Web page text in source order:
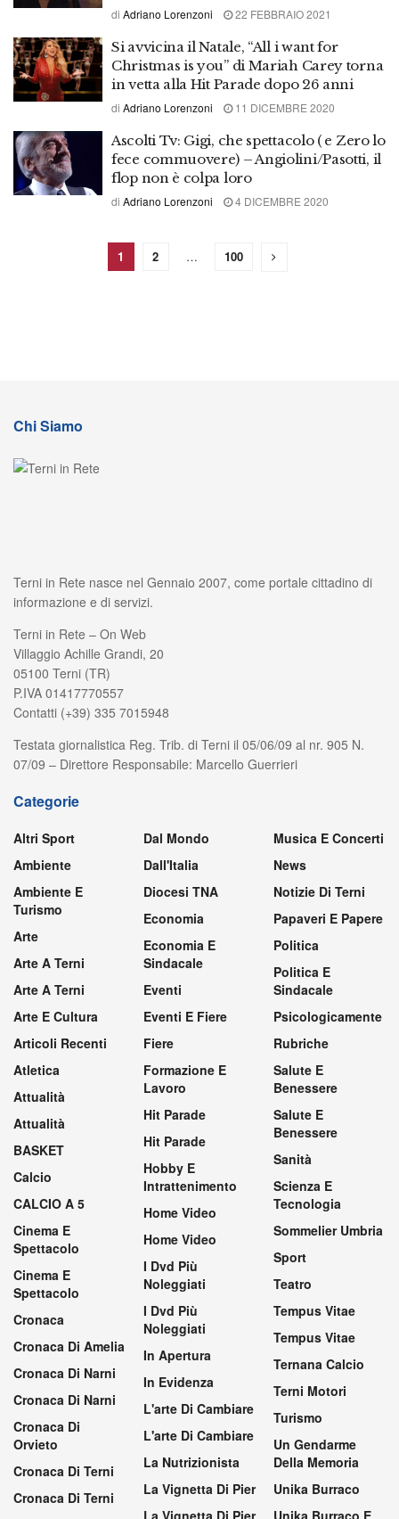
di Adriano Lorenzoni 22 FEBBRAIO 2021
Si avvicina il Natale, “All i want for
Christmas is you” di Mariah Carey torna
in vetta alla Hit Parade dopo 26 anni
di Adriano Lorenzoni 11 DICEMBRE 2020
Ascolti Tv: Gigi, che spettacolo ( e Zero lo
fece commuovere) – Angiolini/Pasotti, il
flop non è colpa loro
di Adriano Lorenzoni 4 DICEMBRE 2020
1 2 … 100
Chi Siamo
Terni in Rete nasce nel Gennaio 2007, come portale cittadino di
informazione e di servizi.
Terni in Rete – On Web
Villaggio Achille Grandi, 20
05100 Terni (TR)
P.IVA 01417770557
Contatti (+39) 335 7015948
Testata giornalistica Reg. Trib. di Terni il 05/06/09 al nr. 905 N.
07/09 – Direttore Responsabile: Marcello Guerrieri
Categorie
Altri Sport
Ambiente
Ambiente E
Turismo
Arte
Arte A Terni
Arte A Terni
Arte E Cultura
Articoli Recenti
Atletica
Attualità
Attualità
BASKET
Calcio
CALCIO A 5
Cinema E
Spettacolo
Cinema E
Spettacolo
Cronaca
Cronaca Di Amelia
Cronaca Di Narni
Cronaca Di Narni
Cronaca Di
Orvieto
Cronaca Di Terni
Cronaca Di Terni
Dal Mondo
Dall'Italia
Diocesi TNA
Economia
Economia E
Sindacale
Eventi
Eventi E Fiere
Fiere
Formazione E
Lavoro
Hit Parade
Hit Parade
Hobby E
Intrattenimento
Home Video
Home Video
I Dvd Più
Noleggiati
I Dvd Più
Noleggiati
In Apertura
In Evidenza
L'arte Di Cambiare
L'arte Di Cambiare
La Nutrizionista
La Vignetta Di Pier
La Vignetta Di Pier
Musica E Concerti
News
Notizie Di Terni
Papaveri E Papere
Politica
Politica E
Sindacale
Psicologicamente
Rubriche
Salute E
Benessere
Salute E
Benessere
Sanità
Scienza E
Tecnologia
Sommelier Umbria
Sport
Teatro
Tempus Vitae
Tempus Vitae
Ternana Calcio
Terni Motori
Turismo
Un Gendarme
Della Memoria
Unika Burraco
Unika Burraco E